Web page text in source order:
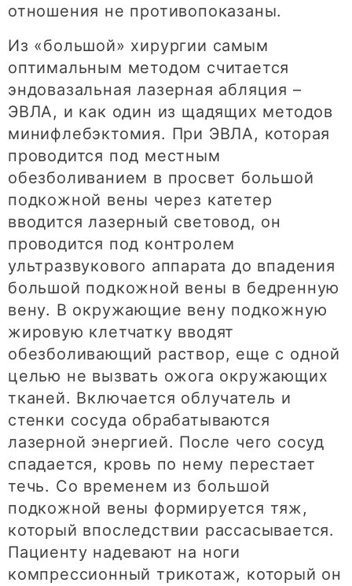
отношения не противопоказаны.
Из «большой» хирургии самым
оптимальным методом считается
эндовазальная лазерная абляция –
ЭВЛА, и как один из щадящих методов
минифлебэктомия. При ЭВЛА, которая
проводится под местным
обезболиванием в просвет большой
подкожной вены через катетер
вводится лазерный световод, он
проводится под контролем
ультразвукового аппарата до впадения
большой подкожной вены в бедренную
вену. В окружающие вену подкожную
жировую клетчатку вводят
обезболивающий раствор, еще с одной
целью не вызвать ожога окружающих
тканей. Включается облучатель и
стенки сосуда обрабатываются
лазерной энергией. После чего сосуд
спадается, кровь по нему перестает
течь. Со временем из большой
подкожной вены формируется тяж,
который впоследствии рассасывается.
Пациенту надевают на ноги
компрессионный трикотаж, который он